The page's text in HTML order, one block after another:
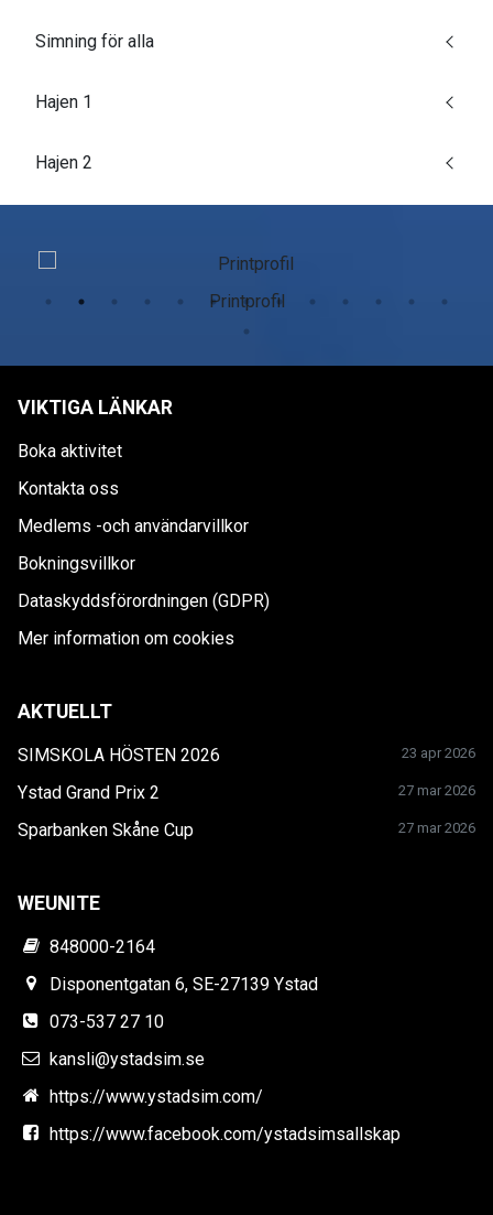
Simning för alla
Hajen 1
Hajen 2
Printprofil
VIKTIGA LÄNKAR
Boka aktivitet
Kontakta oss
Medlems -och användarvillkor
Bokningsvillkor
Dataskyddsförordningen (GDPR)
Mer information om cookies
AKTUELLT
SIMSKOLA HÖSTEN 2026 23 apr 2026
Ystad Grand Prix 2 27 mar 2026
Sparbanken Skåne Cup 27 mar 2026
WEUNITE
848000-2164
Disponentgatan 6, SE-27139 Ystad
073-537 27 10
kansli@ystadsim.se
https://www.ystadsim.com/
https://www.facebook.com/ystadsimsallskap